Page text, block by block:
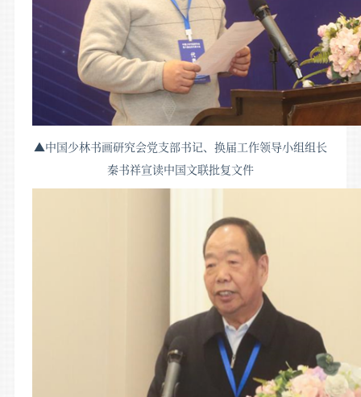
▲中国少林书画研究会党支部书记、换届工作领导小组组长
秦书祥宣读中国文联批复文件